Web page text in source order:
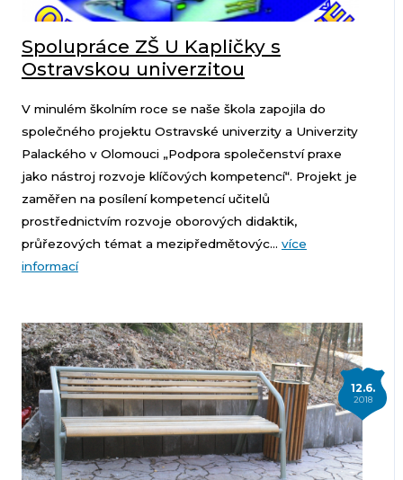
Spolupráce ZŠ U Kapličky s
Ostravskou univerzitou
V minulém školním roce se naše škola zapojila do
společného projektu Ostravské univerzity a Univerzity
Palackého v Olomouci „Podpora společenství praxe
jako nástroj rozvoje klíčových kompetencí“. Projekt je
zaměřen na posílení kompetencí učitelů
prostřednictvím rozvoje oborových didaktik,
průřezových témat a mezipředmětovýc... více
informací
12.6.
2018